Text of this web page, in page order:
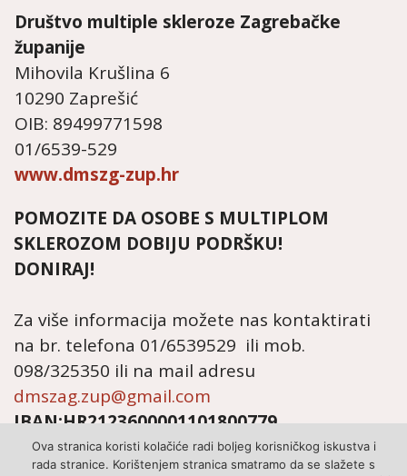
Društvo multiple skleroze Zagrebačke
županije
Mihovila Krušlina 6
10290 Zaprešić
OIB: 89499771598
01/6539-529
www.dmszg-zup.hr
POMOZITE DA OSOBE S MULTIPLOM
SKLEROZOM DOBIJU PODRŠKU!
DONIRAJ!
Za više informacija možete nas kontaktirati
na br. telefona 01/6539529 ili mob.
098/325350 ili na mail adresu
dmszag.zup@gmail.com
IBAN:HR2123600001101800779
Ova stranica koristi kolačiće radi boljeg korisničkog iskustva i
rada stranice. Korištenjem stranica smatramo da se slažete s